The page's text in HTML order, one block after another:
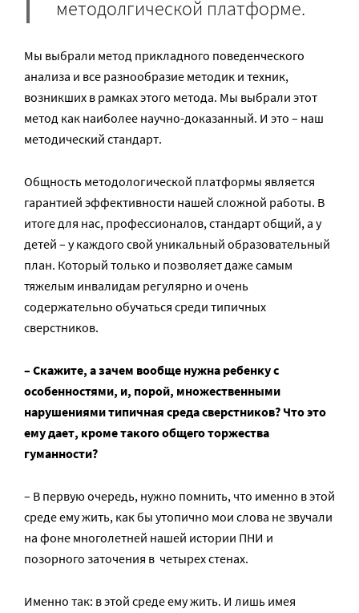
методолгической платформе.
Мы выбрали метод прикладного поведенческого
анализа и все разнообразие методик и техник,
возникших в рамках этого метода. Мы выбрали этот
метод как наиболее научно-доказанный. И это – наш
методический стандарт.
Общность методологической платформы является
гарантией эффективности нашей сложной работы. В
итоге для нас, профессионалов, стандарт общий, а у
детей – у каждого свой уникальный образовательный
план. Который только и позволяет даже самым
тяжелым инвалидам регулярно и очень
содержательно обучаться среди типичных
сверстников.
– Скажите, а зачем вообще нужна ребенку с
особенностями, и, порой, множественными
нарушениями типичная среда сверстников? Что это
ему дает, кроме такого общего торжества
гуманности?
– В первую очередь, нужно помнить, что именно в этой
среде ему жить, как бы утопично мои слова не звучали
на фоне многолетней нашей истории ПНИ и
позорного заточения в четырех стенах.
Именно так: в этой среде ему жить. И лишь имея